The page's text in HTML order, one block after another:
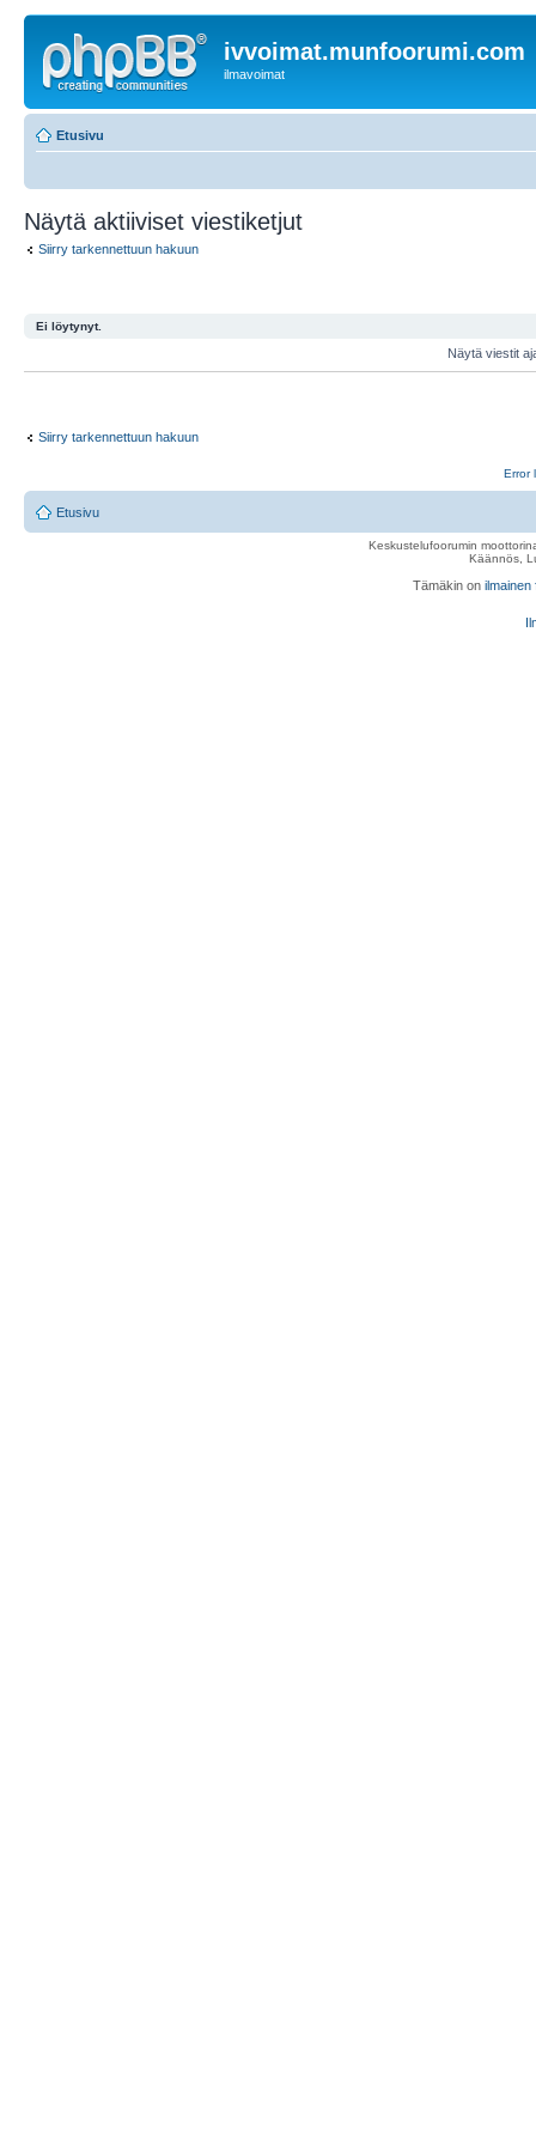
ivvoimat.munfoorumi.com
ilmavoimat
Etusivu
Näytä aktiiviset viestiketjut
Siirry tarkennettuun hakuun
Ei löytynyt.
Näytä viestit
Siirry tarkennettuun hakuun
Error
Etusivu
Keskustelufoorumin
Käännös,
Tämäkin on ilmainen